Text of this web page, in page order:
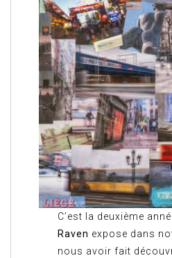
C’est la deuxième
Raven expose dans
nous avoir fait